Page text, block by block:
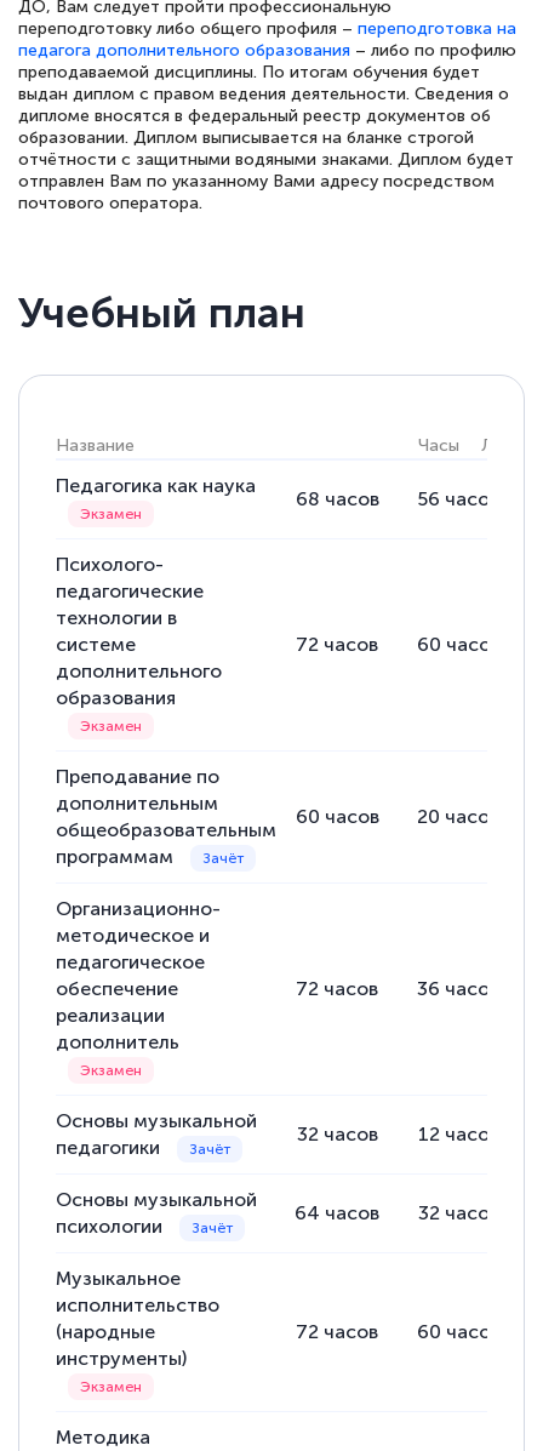
ДО, Вам следует пройти профессиональную
переподготовку либо общего профиля – переподготовка на
педагога дополнительного образования – либо по профилю
преподаваемой дисциплины. По итогам обучения будет
выдан диплом с правом ведения деятельности. Сведения о
дипломе вносятся в федеральный реестр документов об
образовании. Диплом выписывается на бланке строгой
отчётности с защитными водяными знаками. Диплом будет
отправлен Вам по указанному Вами адресу посредством
почтового оператора.
Учебный план
Название Часы Лекции
Педагогика как наука
68 часов 56 часов
Психолого-
педагогические
технологии в
системе
дополнительного
образования
72 часов 60 часов
Преподавание по
дополнительным
общеобразовательным
программам
60 часов 20 часов
Организационно-
методическое и
педагогическое
обеспечение
реализации
дополнитель
72 часов 36 часов
Основы музыкальной
педагогики
32 часов 12 часов
Основы музыкальной
психологии
64 часов 32 часов
Музыкальное
исполнительство
(народные
инструменты)
72 часов 60 часов
Методика